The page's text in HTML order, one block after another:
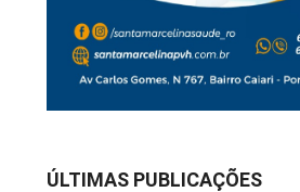
ÚLTIMAS PUBLICAÇÕES